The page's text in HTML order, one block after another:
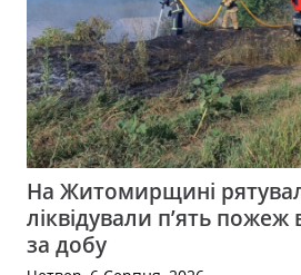
На Житомирщині
ліквідували п’ять пожеж
за добу